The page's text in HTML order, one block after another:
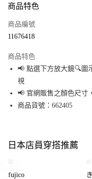
信用卡一次付款
Apple Pay
街口支付
悠遊付
全盈+PAY
商品特色
商品編號
11676418
商品特色
📢 點選下方放大鏡🔍圖
視
📢 官網販售之顏色尺寸
商品貨號：662405
日本店員穿搭推薦
fujico